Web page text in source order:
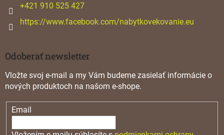
+421 910 525 427
https://www.facebook.com/nabytkovekovanie.eu
Odoberať newsletter
Vložte svoj e-mail a my Vám budeme zasielať informácie o
nových produktoch na našom e-shope.
Email